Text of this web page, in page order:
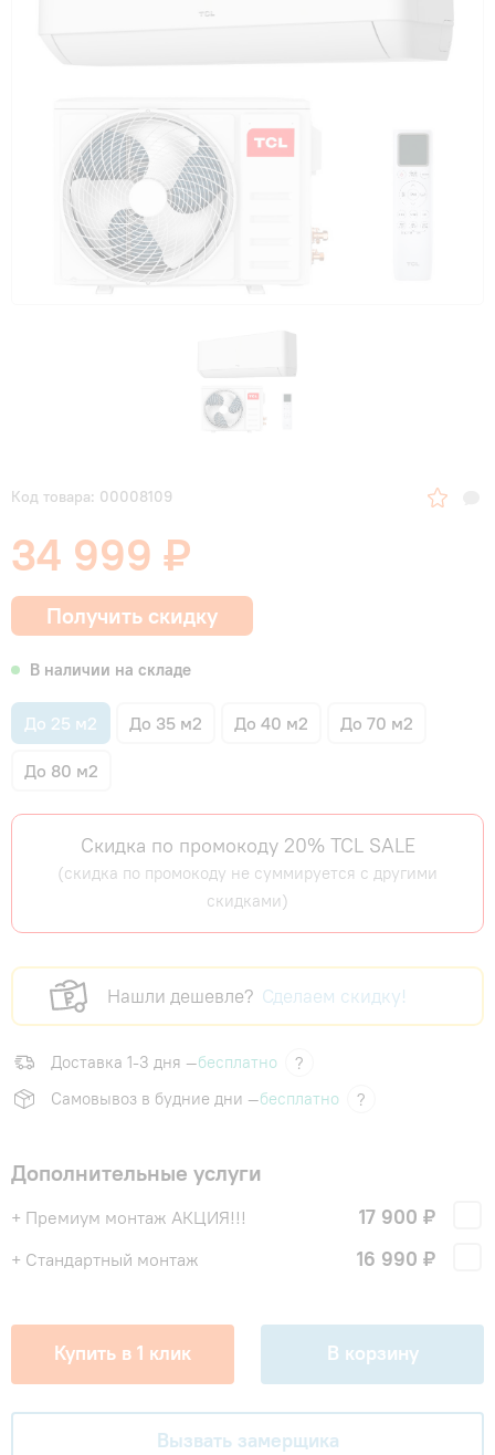
Код товара: 00008109
34 999 ₽
Получить скидку
В наличии на складе
До 25 м2 До 35 м2 До 40 м2 До 70 м2
До 80 м2
Скидка по промокоду 20% TCL SALE
(скидка по промокоду не суммируется с другими
скидками)
Нашли дешевле? Сделаем скидку!
Доставка 1-3 дня —бесплатно
?
Самовывоз в будние дни —бесплатно ?
Дополнительные услуги
+ Премиум монтаж АКЦИЯ!!! 17 900 ₽
+ Стандартный монтаж 16 990 ₽
Купить в 1 клик В корзину
Вызвать замерщика